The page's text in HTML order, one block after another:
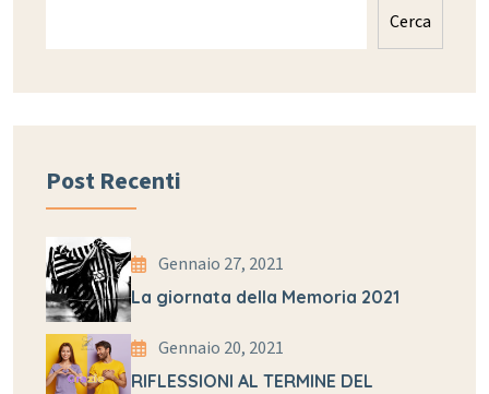
Cerca
Post Recenti
Gennaio 27, 2021
La giornata della Memoria 2021
Gennaio 20, 2021
RIFLESSIONI AL TERMINE DEL